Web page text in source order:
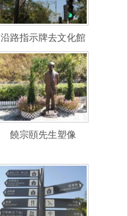
沿路指示牌去文化館
饒宗頤先生塑像